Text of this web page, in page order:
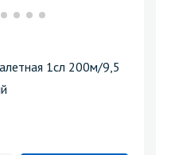
1сл 200м/9,5